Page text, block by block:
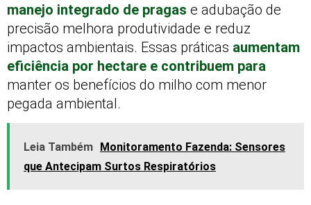
manejo integrado de pragas e adubação de
precisão melhora produtividade e reduz
impactos ambientais. Essas práticas aumentam
eficiência por hectare e contribuem para
manter os benefícios do milho com menor
pegada ambiental.
Leia Também Monitoramento Fazenda: Sensores
que Antecipam Surtos Respiratórios